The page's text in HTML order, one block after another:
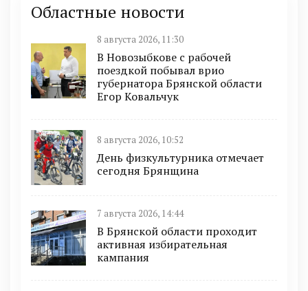
Областные новости
8 августа 2026, 11:30
В Новозыбкове с рабочей
поездкой побывал врио
губернатора Брянской области
Егор Ковальчук
8 августа 2026, 10:52
День физкультурника отмечает
сегодня Брянщина
7 августа 2026, 14:44
В Брянской области проходит
активная избирательная
кампания